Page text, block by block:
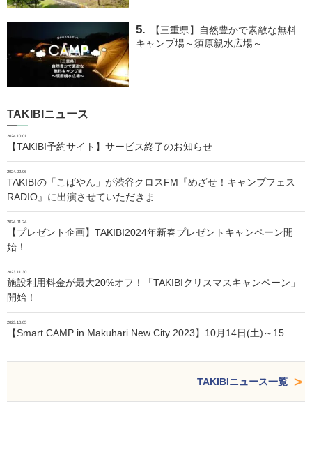
【三重県】自然豊かで素敵な無料
キャンプ場～須原親水広場～
TAKIBIニュース
2024.10.01
【TAKIBI予約サイト】サービス終了のお知らせ
2024.02.06
TAKIBIの「こばやん」が渋谷クロスFM『めざせ！キャンプフェス
RADIO』に出演させていただきま…
2024.01.24
【プレゼント企画】TAKIBI2024年新春プレゼントキャンペーン開
始！
2023.11.30
施設利用料金が最大20%オフ！「TAKIBIクリスマスキャンペーン」
開始！
2023.10.05
【Smart CAMP in Makuhari New City 2023】10月14日(土)～15…
TAKIBIニュース一覧